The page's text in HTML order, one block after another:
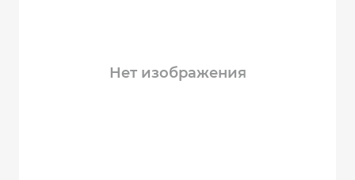
Нет изображения